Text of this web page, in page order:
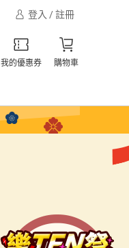
登入 / 註冊
我的優惠券 購物車